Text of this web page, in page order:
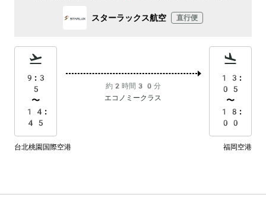
スターラックス航空 直行便
9:3
5
〜
14:
45
約2時間30分
エコノミークラス
13:
05
〜
18:
00
台北桃園国際空港 福岡空港